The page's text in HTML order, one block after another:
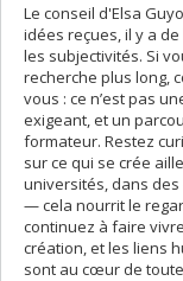
Le conseil d'Elsa
idées reçues, il y a
les subjectivités. Si
recherche plus long,
vous : ce n’est pas
exigeant, et un
formateur. Restez
sur ce qui se crée
universités, dans des
— cela nourrit le
continuez à faire
création, et les liens
sont au cœur de